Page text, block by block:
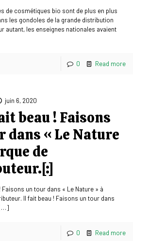
de cosmétiques bio sont de plus en plus
les gondoles de la grande distribution
autant, les enseignes nationales avaient
0 Read more
juin 6, 2020
beau ! Faisons
dans « Le Nature
de
un tour dans « Le Nature » à
Il fait beau ! Faisons un tour dans
0 Read more